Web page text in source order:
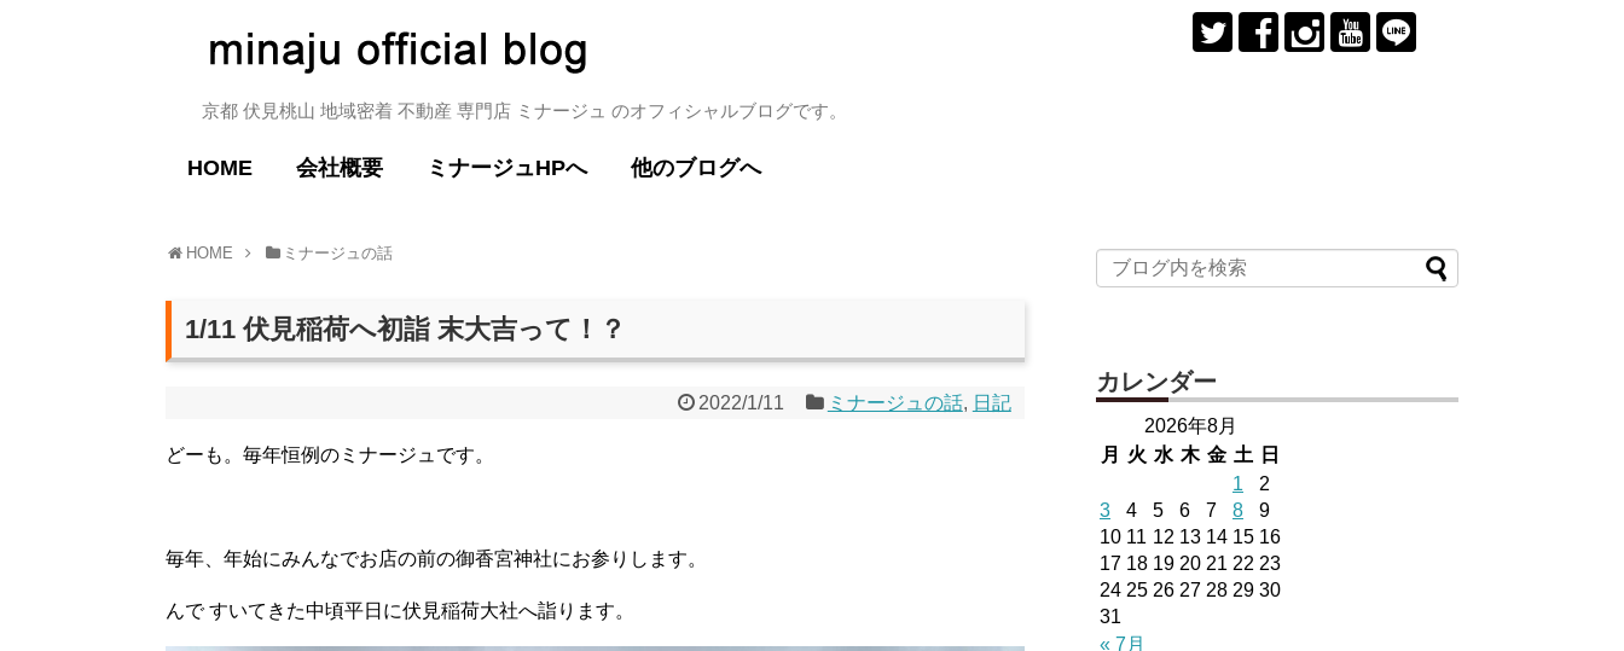
京都 伏見桃山 地域密着 不動産 専門店 ミナージュ のオフィシャルブログです。
HOME 会社概要 ミナージュHPへ 他のブログへ
HOME ミナージュの話
1/11 伏見稲荷へ初詣 末大吉って！？
2022/1/11 ミナージュの話, 日記
どーも。毎年恒例のミナージュです。
毎年、年始にみんなでお店の前の御香宮神社にお参りします。
んで すいてきた中頃平日に伏見稲荷大社へ詣ります。
カレンダー
2026年8月
月
火 水 木 金 土 日
« 7月
1
2
3
4 5 6 7 8
9
10 11 12 13 14 15 16
17 18 19 20 21 22 23
24 25 26 27 28 29 30
31